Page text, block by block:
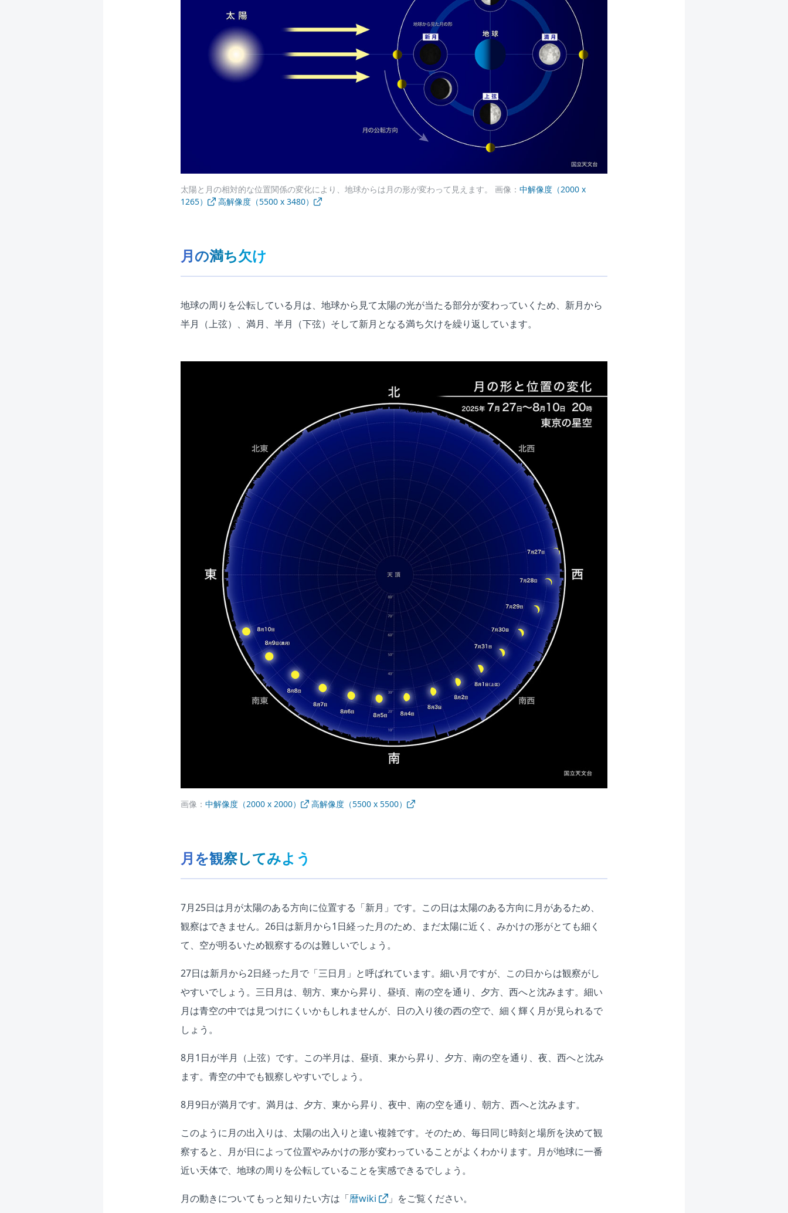
太陽と月の相対的な位置関係の変化により、地球からは月の形が変わって見えます。 画像： 中解像度（2000 x
1265）
高解像度（5500 x 3480）
月の満ち欠け
地球の周りを公転している月は、地球から見て太陽の光が当たる部分が変わっていくため、新月から
半月（上弦）、満月、半月（下弦）そして新月となる満ち欠けを繰り返しています。
画像： 中解像度（2000 x 2000） 高解像度（5500 x 5500）
月を観察してみよう
7月25日は月が太陽のある方向に位置する「新月」です。この日は太陽のある方向に月があるため、
観察はできません。26日は新月から1日経った月のため、まだ太陽に近く、みかけの形がとても細く
て、空が明るいため観察するのは難しいでしょう。
27日は新月から2日経った月で「三日月」と呼ばれています。細い月ですが、この日からは観察がし
やすいでしょう。三日月は、朝方、東から昇り、昼頃、南の空を通り、夕方、西へと沈みます。細い
月は青空の中では見つけにくいかもしれませんが、日の入り後の西の空で、細く輝く月が見られるで
しょう。
8月1日が半月（上弦）です。この半月は、昼頃、東から昇り、夕方、南の空を通り、夜、西へと沈み
ます。青空の中でも観察しやすいでしょう。
8月9日が満月です。満月は、夕方、東から昇り、夜中、南の空を通り、朝方、西へと沈みます。
このように月の出入りは、太陽の出入りと違い複雑です。そのため、毎日同じ時刻と場所を決めて観
察すると、月が日によって位置やみかけの形が変わっていることがよくわかります。月が地球に一番
近い天体で、地球の周りを公転していることを実感できるでしょう。
月の動きについてもっと知りたい方は「暦wiki 」をご覧ください。